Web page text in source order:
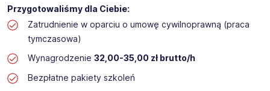
Przygotowaliśmy dla Ciebie:
Zatrudnienie w oparciu o umowę cywilnoprawną (praca
tymczasowa)
Wynagrodzenie 32,00-35,00 zł brutto/h
Bezpłatne pakiety szkoleń